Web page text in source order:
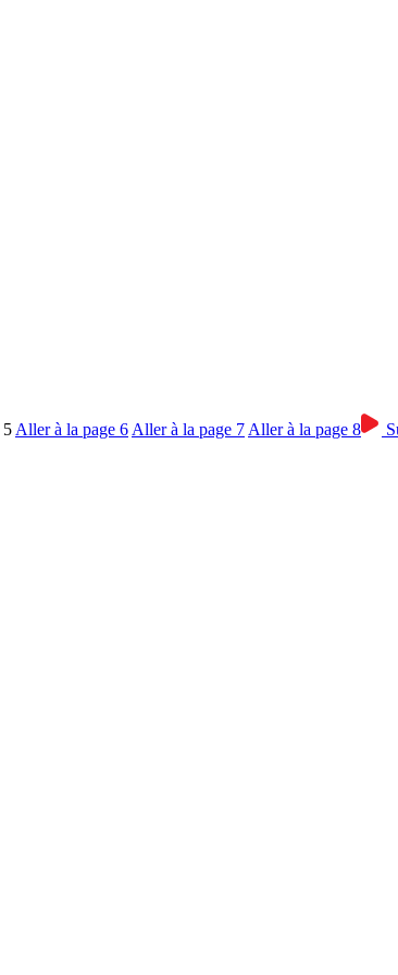
5 Aller à la page 6 Aller à la page 7 Aller à la page 8